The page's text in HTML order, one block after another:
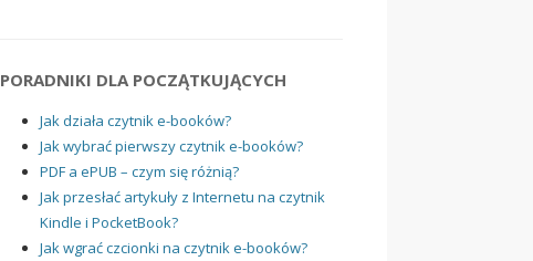
PORADNIKI DLA POCZĄTKUJĄCYCH
Jak działa czytnik e-booków?
Jak wybrać pierwszy czytnik e-booków?
PDF a ePUB – czym się różnią?
Jak przesłać artykuły z Internetu na czytnik
Kindle i PocketBook?
Jak wgrać czcionki na czytnik e-booków?